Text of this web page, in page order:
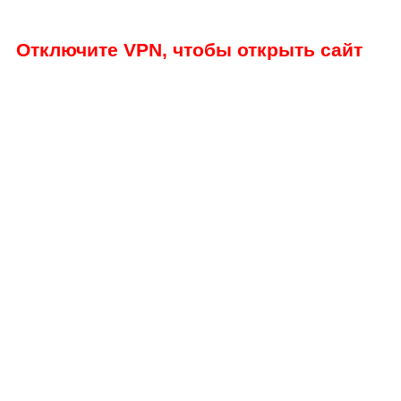
Отключите VPN, чтобы открыть сайт